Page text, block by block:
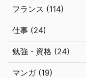
フランス (114)
仕事 (24)
勉強・資格 (24)
マンガ (19)